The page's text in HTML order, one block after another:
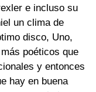
e incluso su
un clima de
disco, Uno,
poéticos que
y entonces
hay en buena